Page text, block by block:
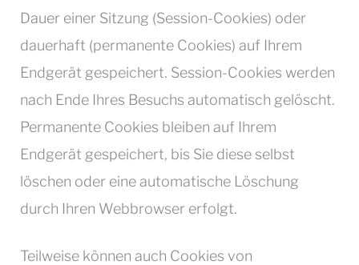
Dauer einer Sitzung (Session-Cookies) oder
dauerhaft (permanente Cookies) auf Ihrem
Endgerät gespeichert. Session-Cookies werden
nach Ende Ihres Besuchs automatisch gelöscht.
Permanente Cookies bleiben auf Ihrem
Endgerät gespeichert, bis Sie diese selbst
löschen oder eine automatische Löschung
durch Ihren Webbrowser erfolgt.
Teilweise können auch Cookies von